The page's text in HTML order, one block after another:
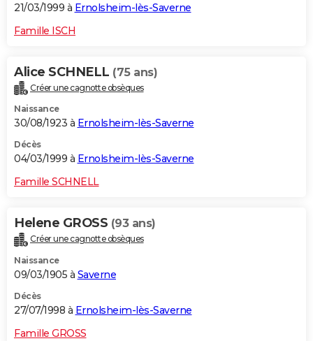
21/03/1999 à Ernolsheim-lès-Saverne
Famille ISCH
Alice SCHNELL (75 ans)
Créer une cagnotte obsèques
Naissance
30/08/1923 à Ernolsheim-lès-Saverne
Décès
04/03/1999 à Ernolsheim-lès-Saverne
Famille SCHNELL
Helene GROSS (93 ans)
Créer une cagnotte obsèques
Naissance
09/03/1905 à Saverne
Décès
27/07/1998 à Ernolsheim-lès-Saverne
Famille GROSS